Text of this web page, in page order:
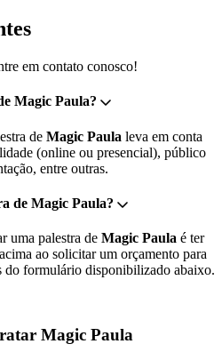
em contato conosco!
Magic Paula?
de Magic Paula leva em conta
(online ou presencial), público
entre outras.
de Magic Paula?
uma palestra de Magic Paula é ter
ao solicitar um orçamento para
do formulário disponibilizado abaixo.
Magic Paula